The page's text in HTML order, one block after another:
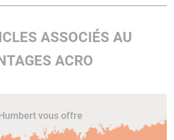
ASSOCIÉS AU
ACRO
vous offre